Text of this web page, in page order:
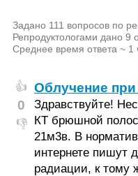
Задано 111 вопросов по
Репродуктологами дано 9
Среднее время ответа ~ 1
👍
0
👎
Облучение
Здравствуйте!
КТ брюшной
21м3в. В
интернете пишут
радиации, к тому